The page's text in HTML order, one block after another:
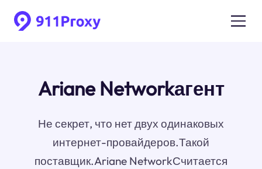
Ariane Networkагент
Не секрет, что нет двух одинаковых
интернет-провайдеров.Такой
поставщик.Ariane NetworkСчитается